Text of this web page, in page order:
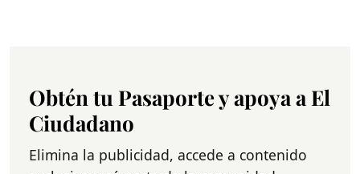
Obtén tu Pasaporte y apoya a El
Ciudadano
Elimina la publicidad, accede a contenido